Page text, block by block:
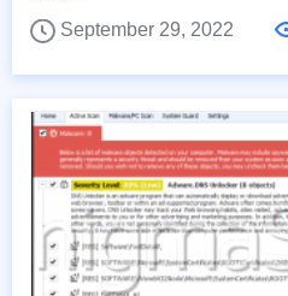
September 29, 2022